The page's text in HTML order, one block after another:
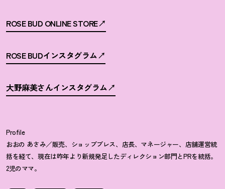
ROSE BUD ONLINE STORE
ROSE BUDインスタグラム
大野麻美さんインスタグラム
Profile
おおの あさみ／販売、ショッププレス、店長、マネージャー、店舗運営統
括を経て、現在は昨年より新規発足したディレクション部門とPRを統括。
2児のママ。